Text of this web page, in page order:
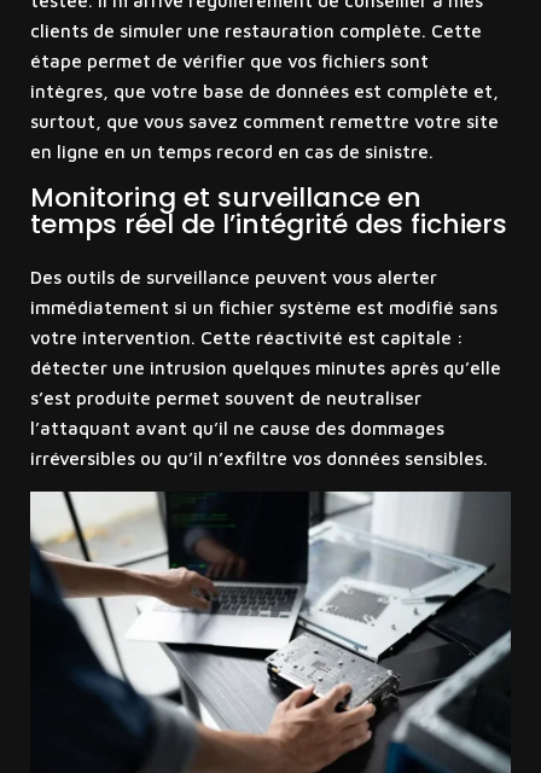
clients de simuler une restauration complète. Cette
étape permet de vérifier que vos fichiers sont
intègres, que votre base de données est complète et,
surtout, que vous savez comment remettre votre site
en ligne en un temps record en cas de sinistre.
Monitoring et surveillance en
temps réel de l’intégrité des fichiers
Des outils de surveillance peuvent vous alerter
immédiatement si un fichier système est modifié sans
votre intervention. Cette réactivité est capitale :
détecter une intrusion quelques minutes après qu’elle
s’est produite permet souvent de neutraliser
l’attaquant avant qu’il ne cause des dommages
irréversibles ou qu’il n’exfiltre vos données sensibles.